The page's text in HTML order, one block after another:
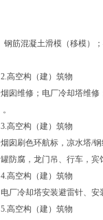
钢筋混凝土滑模（移模）
2.高空构（建
烟囱维修；电厂冷却塔维
。
3.高空构（建
烟囱刷色环航标，凉水塔/
罐防腐，龙门吊、行
4.高空构（建
电厂冷却塔安装避雷针
5.高空构（建